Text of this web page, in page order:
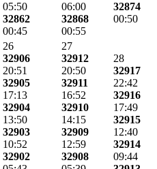
05:50
32862
00:45
06:00
32868
00:55
32874
00:50
26
32906
20:51
32905
17:13
32904
13:50
32903
10:52
32902
27
32912
20:50
32911
16:52
32910
14:15
32909
12:59
32908
28
32917
22:42
32916
17:49
32915
12:40
32914
09:44